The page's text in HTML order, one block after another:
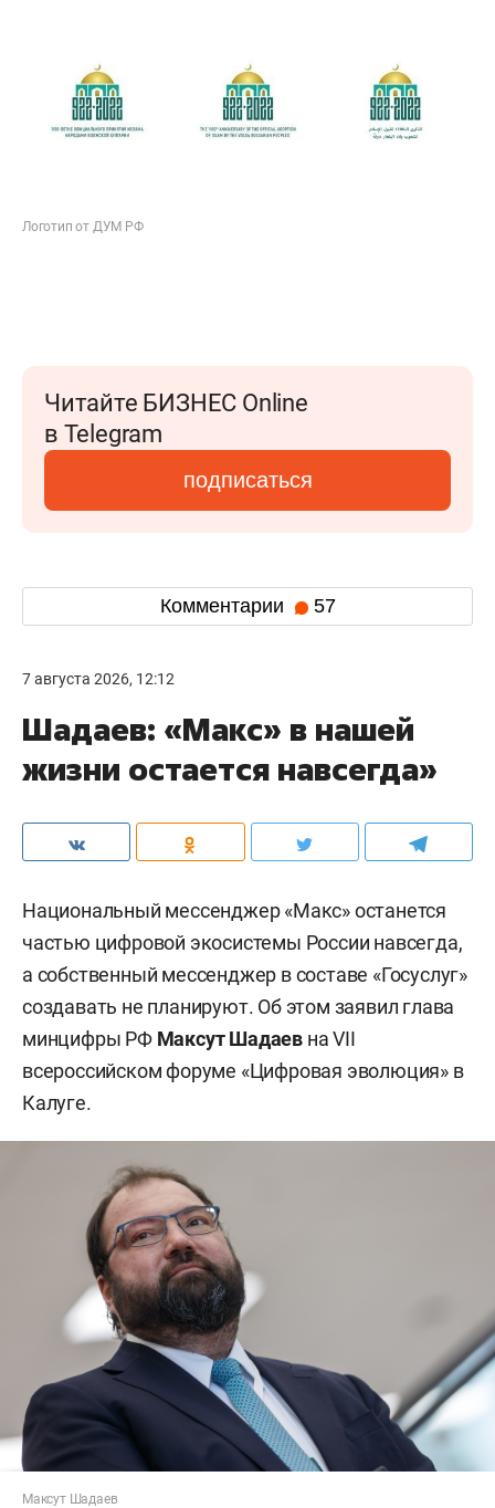
Логотип от ДУМ РФ
Читайте БИЗНЕС Online
в Telegram
подписаться
Комментарии 57
7 августа 2026, 12:12
Шадаев: «Макс» в нашей
жизни остается навсегда»
Национальный мессенджер «Макс» останется
частью цифровой экосистемы России навсегда,
а собственный мессенджер в составе «Госуслуг»
создавать не планируют. Об этом заявил глава
минцифры РФ Максут Шадаев на VII
всероссийском форуме «Цифровая эволюция» в
Калуге.
Максут Шадаев